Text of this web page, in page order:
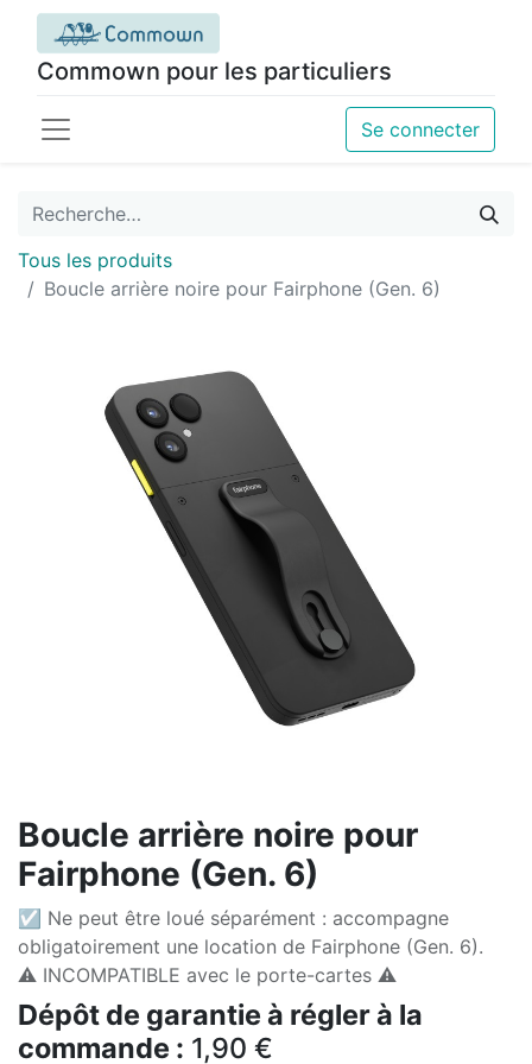
Commown pour les particuliers
Se connecter
Tous les produits
Boucle arrière noire pour Fairphone (Gen. 6)
Boucle arrière noire pour
Fairphone (Gen. 6)
☑ Ne peut être loué séparément : accompagne
obligatoirement une location de Fairphone (Gen. 6).
⚠️ INCOMPATIBLE avec le porte-cartes ⚠️
Dépôt de garantie à régler à la
commande : 1,90 €